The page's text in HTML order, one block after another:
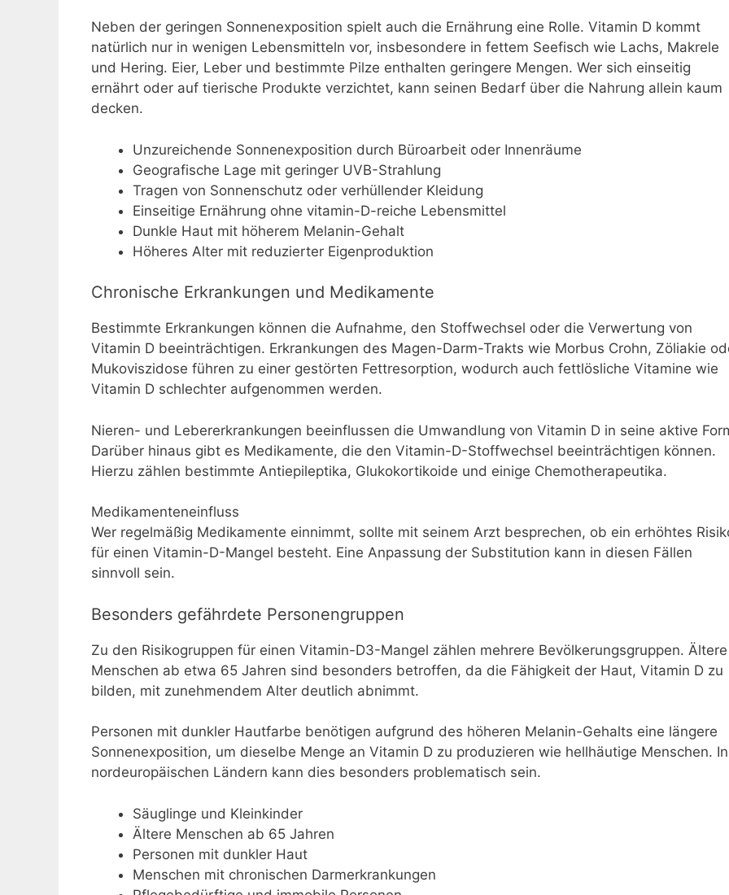
Neben der geringen Sonnenexposition spielt auch die Ernährung eine Rolle. Vitamin D kommt
natürlich nur in wenigen Lebensmitteln vor, insbesondere in fettem Seefisch wie Lachs, Makrele
und Hering. Eier, Leber und bestimmte Pilze enthalten geringere Mengen. Wer sich einseitig
ernährt oder auf tierische Produkte verzichtet, kann seinen Bedarf über die Nahrung allein kaum
decken.
Unzureichende Sonnenexposition durch Büroarbeit oder Innenräume
Geografische Lage mit geringer UVB-Strahlung
Tragen von Sonnenschutz oder verhüllender Kleidung
Einseitige Ernährung ohne vitamin-D-reiche Lebensmittel
Dunkle Haut mit höherem Melanin-Gehalt
Höheres Alter mit reduzierter Eigenproduktion
Chronische Erkrankungen und Medikamente
Bestimmte Erkrankungen können die Aufnahme, den Stoffwechsel oder die Verwertung von
Vitamin D beeinträchtigen. Erkrankungen des Magen-Darm-Trakts wie Morbus Crohn, Zöliakie
Mukoviszidose führen zu einer gestörten Fettresorption, wodurch auch fettlösliche Vitamine wie
Vitamin D schlechter aufgenommen werden.
Nieren- und Lebererkrankungen beeinflussen die Umwandlung von Vitamin D in seine aktive
Darüber hinaus gibt es Medikamente, die den Vitamin-D-Stoffwechsel beeinträchtigen können.
Hierzu zählen bestimmte Antiepileptika, Glukokortikoide und einige Chemotherapeutika.
Medikamenteneinfluss
Wer regelmäßig Medikamente einnimmt, sollte mit seinem Arzt besprechen, ob ein erhöhtes
für einen Vitamin-D-Mangel besteht. Eine Anpassung der Substitution kann in diesen Fällen
sinnvoll sein.
Besonders gefährdete Personengruppen
Zu den Risikogruppen für einen Vitamin-D3-Mangel zählen mehrere Bevölkerungsgruppen. Ältere
Menschen ab etwa 65 Jahren sind besonders betroffen, da die Fähigkeit der Haut, Vitamin D zu
bilden, mit zunehmendem Alter deutlich abnimmt.
Personen mit dunkler Hautfarbe benötigen aufgrund des höheren Melanin-Gehalts eine längere
Sonnenexposition, um dieselbe Menge an Vitamin D zu produzieren wie hellhäutige Menschen. In
nordeuropäischen Ländern kann dies besonders problematisch sein.
Säuglinge und Kleinkinder
Ältere Menschen ab 65 Jahren
Personen mit dunkler Haut
Menschen mit chronischen Darmerkrankungen